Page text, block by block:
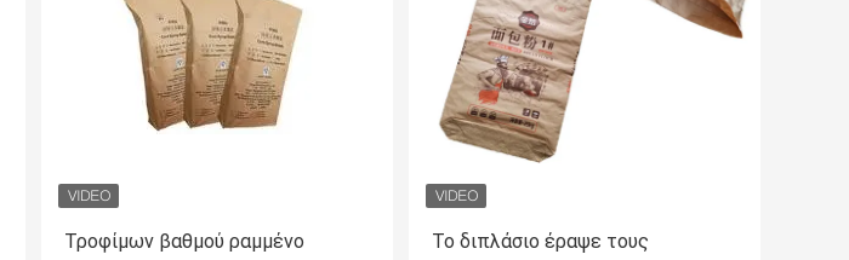
Τροφίμων βαθμού ραμμένο
Το διπλάσιο έραψε τους